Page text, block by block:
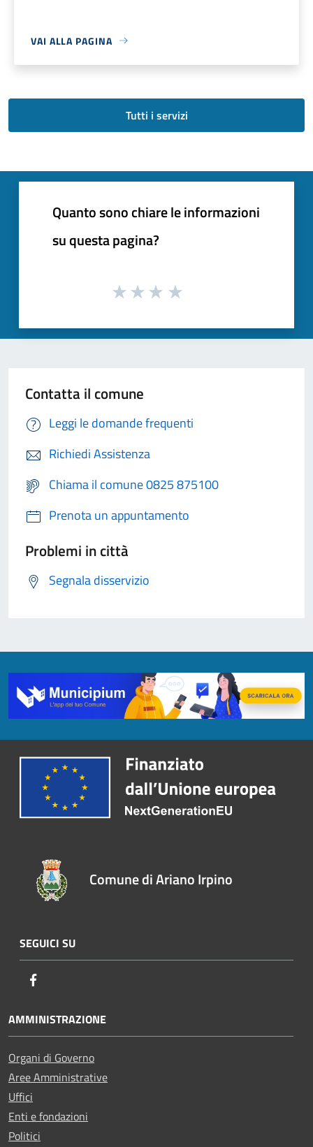
VAI ALLA PAGINA
Tutti i servizi
Quanto sono chiare le informazioni
su questa pagina?
Contatta il comune
Leggi le domande frequenti
Richiedi Assistenza
Chiama il comune 0825 875100
Prenota un appuntamento
Problemi in città
Segnala disservizio
Comune di Ariano Irpino
SEGUICI SU
AMMINISTRAZIONE
Organi di Governo
Aree Amministrative
Uffici
Enti e fondazioni
Politici